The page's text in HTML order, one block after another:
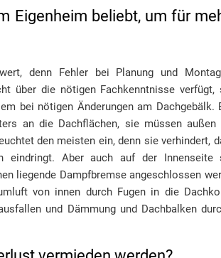
Eigenheim beliebt, um für
denn Fehler bei Planung und
über die nötigen Fachkenntnisse
bei nötigen Änderungen am Dachgebälk.
an die Dachflächen, sie müssen außen
den meisten ein, denn sie verhindert,
eindringt. Aber auch auf der Innenseite
liegende Dampfbremse angeschlossen
von innen durch Fugen in die
und Dämmung und Dachbalken